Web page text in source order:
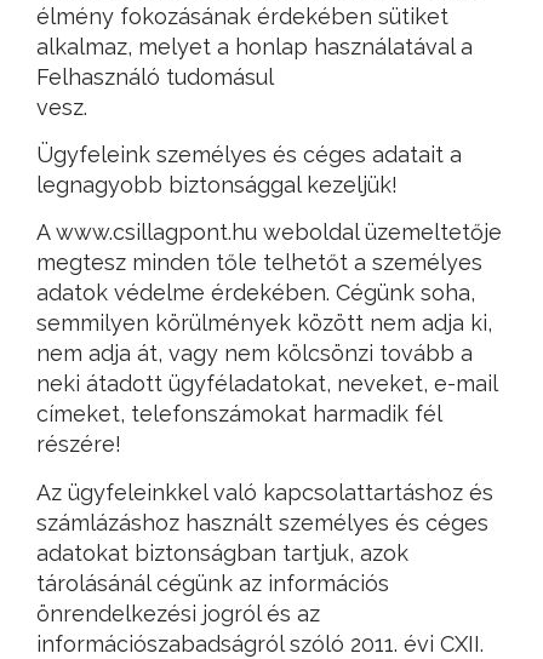
élmény fokozásának érdekében sütiket
alkalmaz, melyet a honlap használatával a
Felhasználó tudomásul
vesz.
Ügyfeleink személyes és céges adatait a
legnagyobb biztonsággal kezeljük!
A www.csillagpont.hu weboldal üzemeltetője
megtesz minden tőle telhetőt a személyes
adatok védelme érdekében. Cégünk soha,
semmilyen körülmények között nem adja ki,
nem adja át, vagy nem kölcsönzi tovább a
neki átadott ügyféladatokat, neveket, e-mail
címeket, telefonszámokat harmadik fél
részére!
Az ügyfeleinkkel való kapcsolattartáshoz és
számlázáshoz használt személyes és céges
adatokat biztonságban tartjuk, azok
tárolásánál cégünk az információs
önrendelkezési jogról és az
információszabadságról szóló 2011. évi CXII.